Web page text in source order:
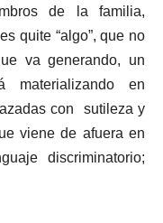
de la familia,
quite “algo”, que no
va generando, un
materializando en
con sutileza y
viene de afuera en
discriminatorio;